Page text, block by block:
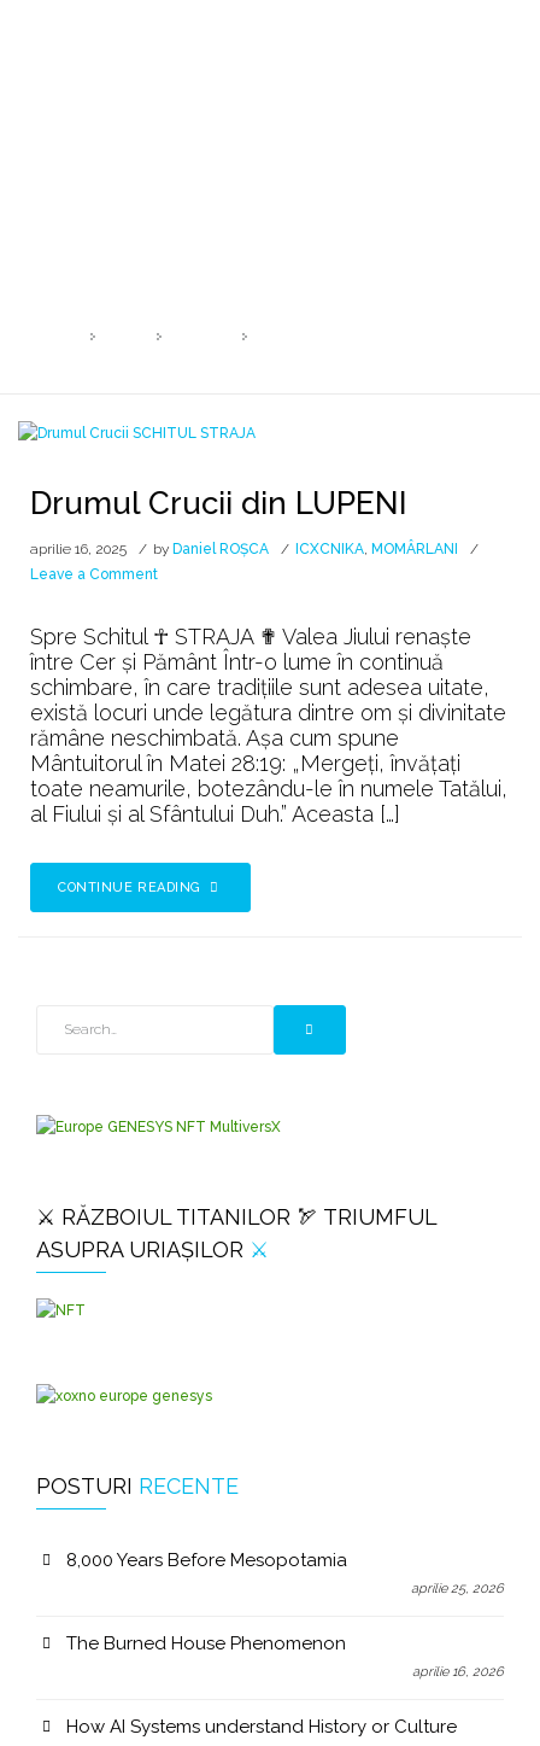
Drumul Crucii din LUPENI
aprilie 16, 2025 by Daniel ROȘCA ICXCNIKA MOMÂRLANI
Leave a Commenton
din
LUPENI
Spre Schitul ☥ STRAJA ✟ Valea Jiului renaște
între Cer și Pământ Într-o lume în continuă
schimbare, în care tradițiile sunt adesea uitate,
există locuri unde legătura dintre om și divinitate
rămâne neschimbată. Așa cum spune
Mântuitorul în Matei 28:19: „Mergeți, învățați
toate neamurile, botezându-le în numele Tatălui,
al Fiului și al Sfântului Duh.” Aceasta […]
CONTINUE READING
⚔️ RĂZBOIUL TITANILOR 🏹 TRIUMFUL
ASUPRA URIAȘILOR ⚔️
POSTURI RECENTE
8,000 Years Before Mesopotamia
aprilie 25, 2026
The Burned House Phenomenon
aprilie 16, 2026
How AI Systems understand History or Culture